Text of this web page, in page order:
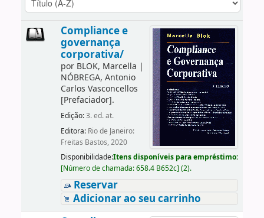
Compliance e
governança
corporativa/
por BLOK, Marcella |
NÓBREGA, Antonio
Carlos Vasconcellos
[Prefaciador].
Edição:3. ed. at.
Editora: Rio de Janeiro:
Freitas Bastos, 2020
Disponibilidade:Itens disponíveis para empréstimo:
[Número de chamada:658.4 B652c] (2).
Reservar
Adicionar ao seu carrinho